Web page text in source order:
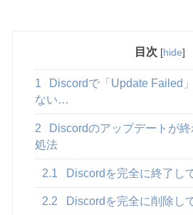
目次 [hide]
1
Discordで「Update Failed
ない…
2
Discordのアップデートが
処法
2.1 Discordを完全に終了し
2.2 Discordを完全に削除し